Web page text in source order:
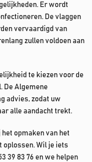
Er wordt
De vlaggen
vervaardigd van
zullen voldoen aan
te kiezen voor de
De Algemene
advies, zodat uw
alle aandacht trekt.
opmaken van het
oplossen. Wil je iets
39 83 76 en we helpen